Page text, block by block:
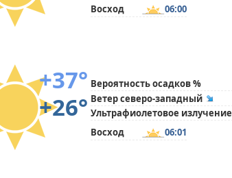
Восход
06:00
+37°
+26°
Вероятность осадков %
Ветер северо-западный
Ультрафиолетовое излучение
Восход
06:01